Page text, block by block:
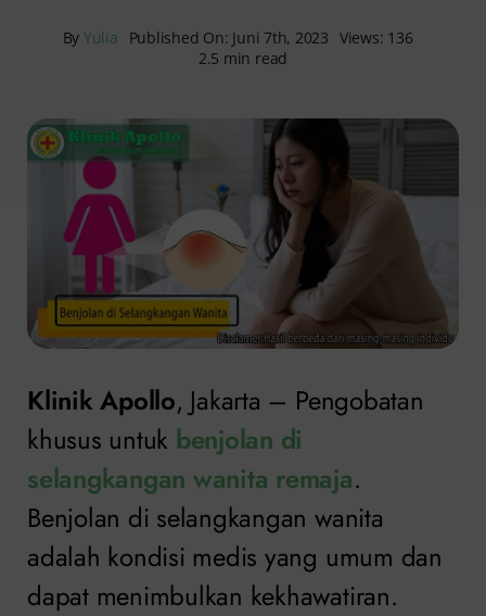
By Yulia Published On: Juni 7th, 2023 Views: 136
2.5 min read
Klinik Apollo, Jakarta – Pengobatan
khusus untuk benjolan di
selangkangan wanita remaja.
Benjolan di selangkangan wanita
adalah kondisi medis yang umum dan
dapat menimbulkan kekhawatiran.